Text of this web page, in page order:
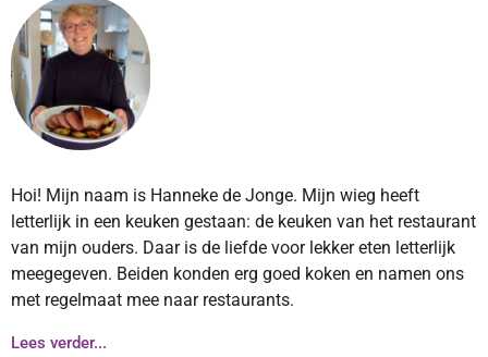
Hoi! Mijn naam is Hanneke de Jonge. Mijn wieg heeft
letterlijk in een keuken gestaan: de keuken van het restaurant
van mijn ouders. Daar is de liefde voor lekker eten letterlijk
meegegeven. Beiden konden erg goed koken en namen ons
met regelmaat mee naar restaurants.
Lees verder...